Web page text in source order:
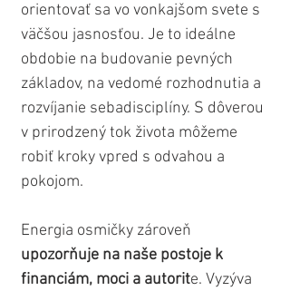
orientovať sa vo vonkajšom svete s
väčšou jasnosťou. Je to ideálne
obdobie na budovanie pevných
základov, na vedomé rozhodnutia a
rozvíjanie sebadisciplíny. S dôverou
v prirodzený tok života môžeme
robiť kroky vpred s odvahou a
pokojom.
Energia osmičky zároveň
upozorňuje na naše postoje k
financiám, moci a autorite. Vyzýva